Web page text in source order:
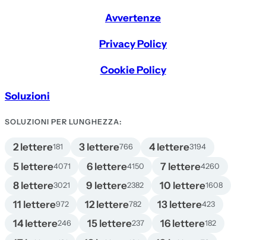
Avvertenze
Privacy Policy
Cookie Policy
Soluzioni
SOLUZIONI PER LUNGHEZZA:
2 lettere181 3 lettere766 4 lettere3194
5 lettere4071 6 lettere4150 7 lettere4260
8 lettere3021 9 lettere2382 10 lettere1608
11 lettere972 12 lettere782 13 lettere423
14 lettere246 15 lettere237 16 lettere182